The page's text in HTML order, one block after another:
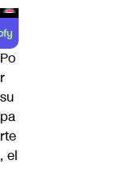
Po
r
su
pa
rte
, el